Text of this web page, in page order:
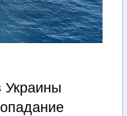
Украины